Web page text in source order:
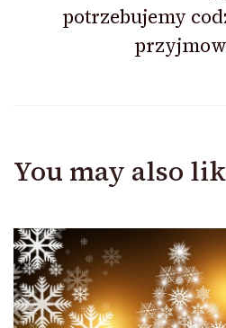
potrzebujemy
You may also